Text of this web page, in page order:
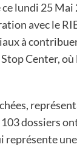
lundi 25
avec le
à
Center,
dossiers